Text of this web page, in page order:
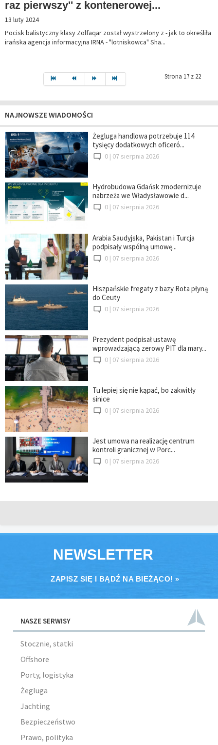
raz pierwszy'' z kontenerowej...
13 luty 2024
Pocisk balistyczny klasy Zolfaqar został wystrzelony z - jak to określiła
irańska agencja informacyjna IRNA - "lotniskowca" Sha...
Strona 17 z 22
NAJNOWSZE WIADOMOŚCI
Żegluga handlowa potrzebuje 114
tysięcy dodatkowych oficeró...
0 | 07 sierpnia 2026
Hydrobudowa Gdańsk zmodernizuje
nabrzeża we Władysławowie d...
0 | 07 sierpnia 2026
Arabia Saudyjska, Pakistan i Turcja
podpisały wspólną umowę...
0 | 07 sierpnia 2026
Hiszpańskie fregaty z bazy Rota płyną
do Ceuty
0 | 07 sierpnia 2026
Prezydent podpisał ustawę
wprowadzającą zerowy PIT dla mary...
0 | 07 sierpnia 2026
Tu lepiej się nie kąpać, bo zakwitły
sinice
0 | 07 sierpnia 2026
Jest umowa na realizację centrum
kontroli granicznej w Porc...
0 | 07 sierpnia 2026
NEWSLETTER
ZAPISZ SIĘ I BĄDŹ NA BIEŻĄCO! »
NASZE SERWISY
Stocznie, statki
Offshore
Porty, logistyka
Żegluga
Jachting
Bezpieczeństwo
Prawo, polityka